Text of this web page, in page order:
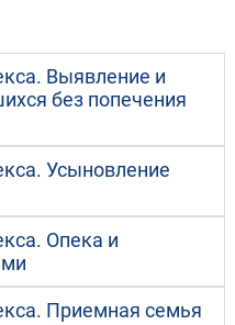
Выявление и
без попечения
Усыновление
Опека и
Приемная семья